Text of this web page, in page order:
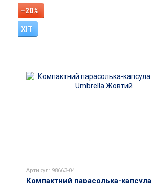
−20%
ХІТ
Артикул: 98663-04
Компактний парасолька-капсула